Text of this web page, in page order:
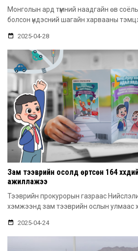
Монголын ард түмний наадгайн өв
болсон үндэсний шагайн харвааны
2025-04-28
Зам тээврийн осолд өртсөн 164
ажиллажээ
Тээврийн прокурорын газраас
хэмжээнд зам тээврийн ослын улмаас
2025-04-24